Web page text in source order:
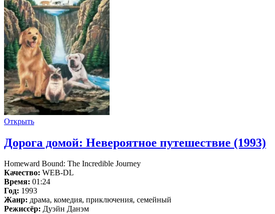
Открыть
Дорога домой: Невероятное путешествие (1993)
Homeward Bound: The Incredible Journey
Качество: WEB-DL
Время: 01:24
Год: 1993
Жанр: драма, комедия, приключения, семейный
Режиссёр: Дуэйн Данэм